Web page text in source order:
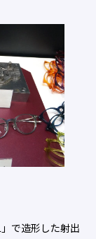
で造形した射出